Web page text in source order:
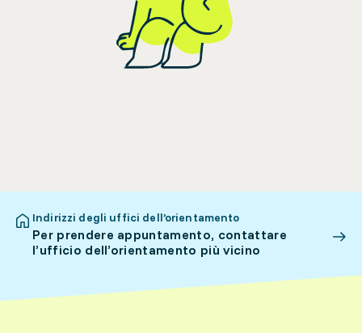
Indirizzi degli uffici dell’orientamento
Per prendere appuntamento, contattare
l’ufficio dell’orientamento più vicino